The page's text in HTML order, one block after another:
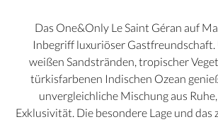
Das One&Only Le Saint Géran auf
Inbegriff luxuriöser Gastfreundschaft.
weißen Sandstränden, tropischer
türkisfarbenen Indischen Ozean
unvergleichliche Mischung aus
Exklusivität. Die besondere Lage und das